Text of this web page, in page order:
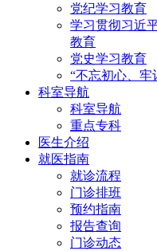
党纪学习教育
学习贯彻习近
教育
党史学习教育
“不忘初心、牢
科室导航
科室导航
重点专科
医生介绍
就医指南
就诊流程
门诊排班
预约指南
报告查询
门诊动态